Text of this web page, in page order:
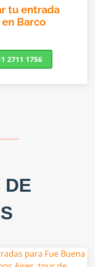
tu entrada
Barco
2711 1756
DE